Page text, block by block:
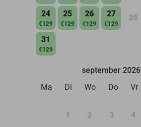
24
€129
25
€129
26
€129
27
€129
28
31
€129
september 2026
Ma
Di Wo Do Vr
1 2 3 4